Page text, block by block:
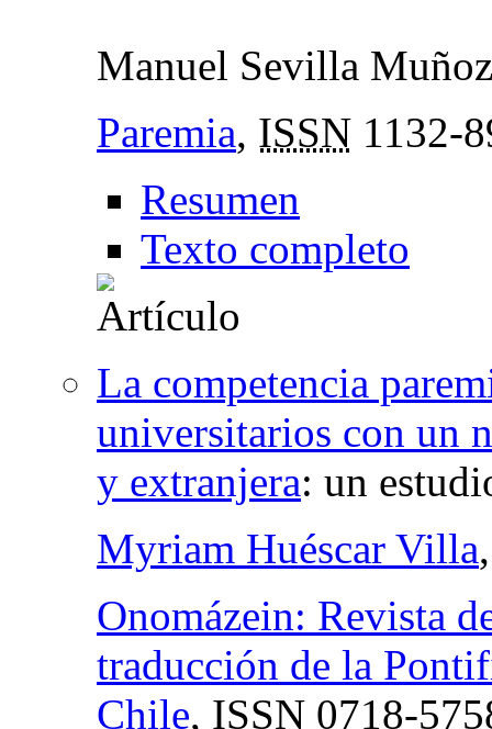
Manuel Sevilla Muñoz
Paremia, ISSN 1132-
Resumen
Texto completo
La competencia
universitarios con un
y extranjera: un
Myriam Huéscar Villa
Onomázein: Revista
traducción de la
Chile, ISSN 0718-